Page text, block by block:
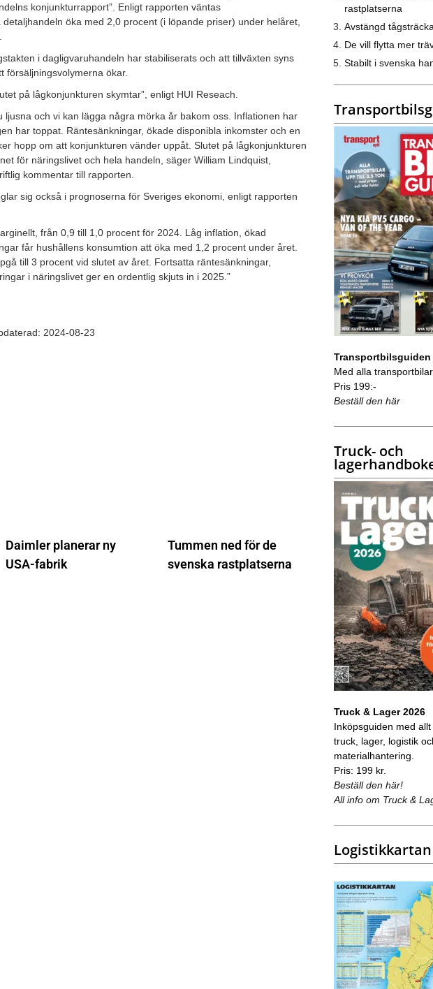
konjunkturrapport”. Enligt rapporten väntas
öka med 2,0 procent (i löpande priser) under helåret,
i dagligvaruhandeln har stabiliserats och att tillväxten syns
försäljningsvolymerna ökar.
på lågkonjunkturen skymtar”, enligt HUI Reseach.
och vi kan lägga några mörka år bakom oss. Inflationen har
har toppat. Räntesänkningar, ökade disponibla inkomster och en
hopp om att konjunkturen vänder uppåt. Slutet på lågkonjunkturen
för näringslivet och hela handeln, säger William Lindquist,
kommentar till rapporten.
sig också i prognoserna för Sveriges ekonomi, enligt rapporten
från 0,9 till 1,0 procent för 2024. Låg inflation, ökad
får hushållens konsumtion att öka med 1,2 procent under året.
till 3 procent vid slutet av året. Fortsatta räntesänkningar,
i näringslivet ger en ordentlig skjuts in i 2025.”
2024-08-23
Daimler planerar ny
USA-fabrik
Tummen ned för de
svenska rastplatserna
rastplatserna
Avstängd
De vill flytta mer
Stabilt i svenska
Transportbilsguiden
Med alla
Pris 199:-
Beställ den här
Truck- och
Truck & Lager 2026
Inköpsguiden med
truck, lager, logistik
materialhantering.
Pris: 199 kr.
Beställ den här!
All info om Truck &
Logistikkartan